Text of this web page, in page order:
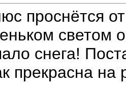
проснётся
светом
снега!
прекрасна на